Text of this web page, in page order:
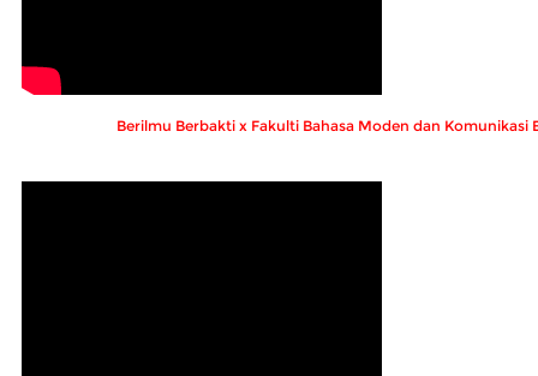
Berilmu Berbakti x Fakulti Bahasa Moden dan Komunikasi